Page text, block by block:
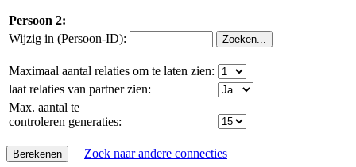
Persoon 2:
Wijzig in (Persoon-ID):
Maximaal aantal relaties om te laten zien:
laat relaties van partner zien:
Max. aantal te
controleren generaties:
Zoek naar andere connecties